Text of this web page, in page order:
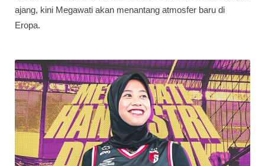
ajang, kini Megawati akan menantang atmosfer baru di
Eropa.